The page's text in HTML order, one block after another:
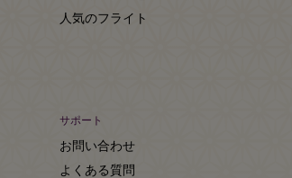
人気のフライト
サポート
お問い合わせ
よくある質問